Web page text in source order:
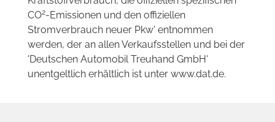
CO2-Emissionen und den offiziellen
Stromverbrauch neuer Pkw' entnommen
werden, der an allen Verkaufsstellen und bei der
'Deutschen Automobil Treuhand GmbH'
unentgeltlich erhältlich ist unter www.dat.de.